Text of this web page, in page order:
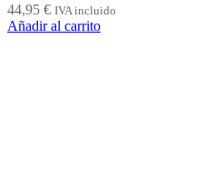
44,95 € IVA incluido
Añadir al carrito